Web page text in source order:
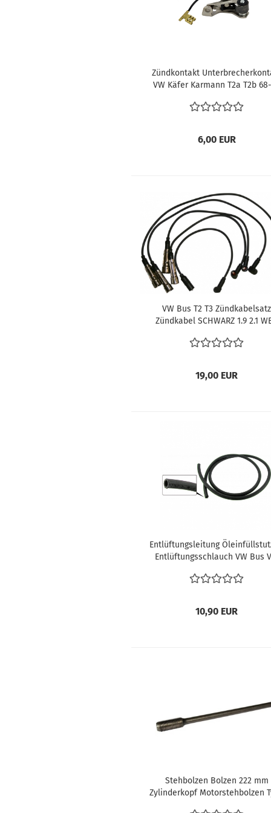
Zündkontakt
VW Käfer Karmann T2a T2b
Unterbrecher
6,00 EUR
VW Bus T2 T3 Zündkabelsatz
Zündkabel SCHWARZ 1.9 2.1
19,00 EUR
Entlüftungsleitung
Entlüftungsschlauch VW Bus
Motor N0202903 N203741
10,90 EUR
Stehbolzen Bolzen 222 mm
Zylinderkopf Motorstehbolzen